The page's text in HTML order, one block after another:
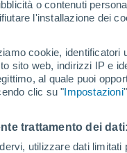
o contenuti
l'installazione dei
cookie, identificatori
sito web, indirizzi IP e
al quale puoi
clic su "Impostazioni
trattamento dei dati:
utilizzare dati